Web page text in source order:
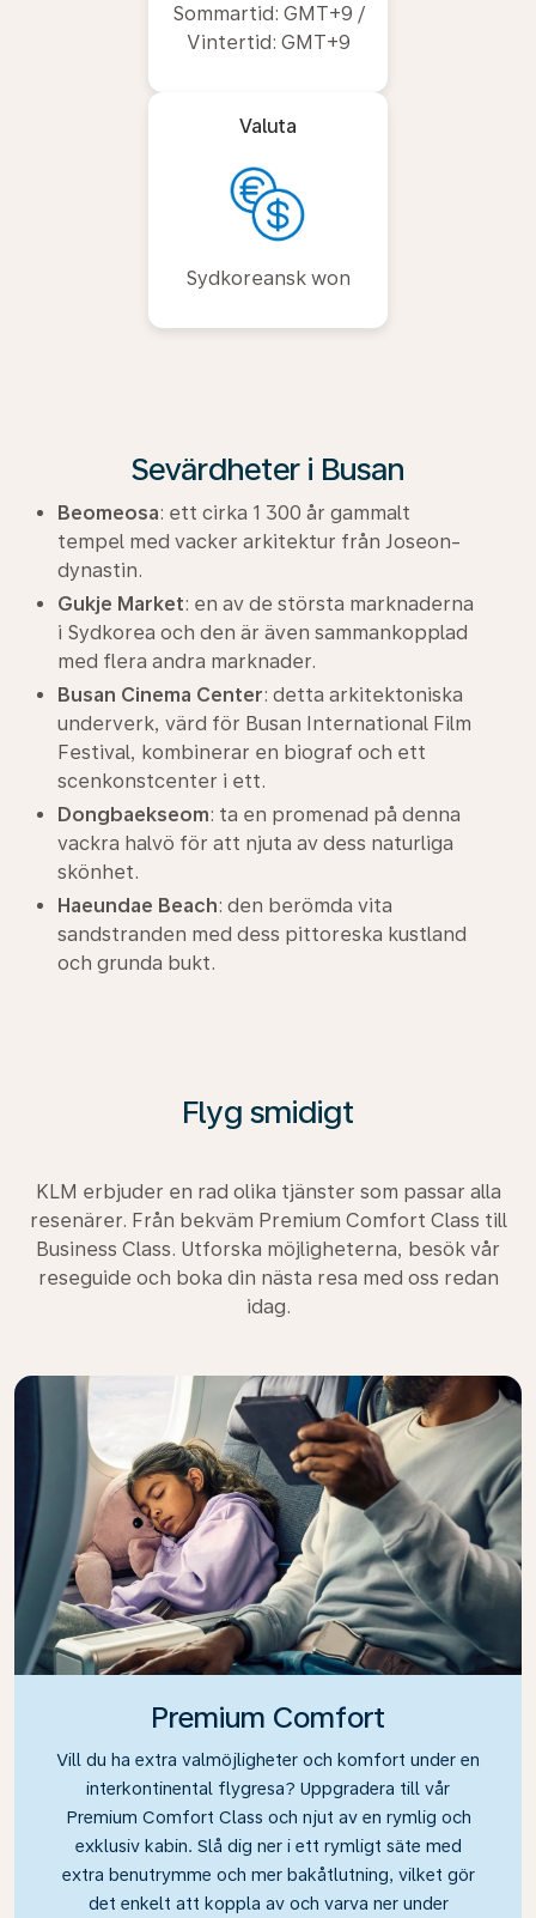
Sommartid: GMT+9 /
Vintertid: GMT+9
Valuta
Sydkoreansk won
Sevärdheter i Busan
Beomeosa: ett cirka 1 300 år gammalt
tempel med vacker arkitektur från Joseon-
dynastin.
Gukje Market: en av de största marknaderna
i Sydkorea och den är även sammankopplad
med flera andra marknader.
Busan Cinema Center: detta arkitektoniska
underverk, värd för Busan International Film
Festival, kombinerar en biograf och ett
scenkonstcenter i ett.
Dongbaekseom: ta en promenad på denna
vackra halvö för att njuta av dess naturliga
skönhet.
Haeundae Beach: den berömda vita
sandstranden med dess pittoreska kustland
och grunda bukt.
Flyg smidigt
KLM erbjuder en rad olika tjänster som passar alla
resenärer. Från bekväm Premium Comfort Class till
Business Class. Utforska möjligheterna, besök vår
reseguide och boka din nästa resa med oss redan
idag.
Premium Comfort
Vill du ha extra valmöjligheter och komfort under en
interkontinental flygresa? Uppgradera till vår
Premium Comfort Class och njut av en rymlig och
exklusiv kabin. Slå dig ner i ett rymligt säte med
extra benutrymme och mer bakåtlutning, vilket gör
det enkelt att koppla av och varva ner under